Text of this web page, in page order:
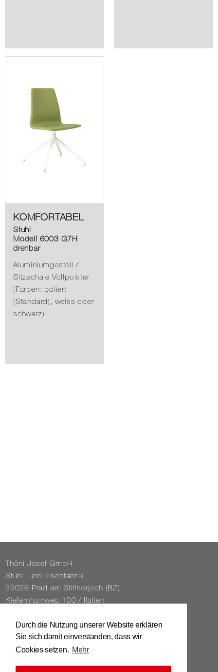
Durch die Nutzung unserer Website erklären
Sie sich damit einverstanden, dass wir
Cookies setzen. Mehr
KOMFORTABEL
Stuhl
Modell 6003 G7H
drehbar
Aluminiumgestell /
Sitzschale Vollpolster
(Farben: poliert
(Standard), weiss oder
schwarz)
Thöni Josef GmbH
Stuhl- und Tisch­fa­brik
39026 Prad am Stilfs­er­joch (BZ)
Kie­fern­hain­weg 100 / Ita­li­en
Tel. 0039 / 0473 / 61 62 43
info@​stuhl.​it